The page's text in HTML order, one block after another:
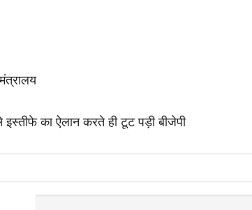
का ऐलान करते ही टूट पड़ी बीजेपी